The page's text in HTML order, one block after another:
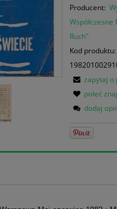
Producent:
Współczesne
Ruch"
Kod produktu:
zapytaj o
poleć
dodaj